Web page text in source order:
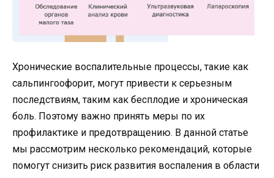
Хронические воспалительные процессы, такие как
сальпингоофорит, могут привести к серьезным
последствиям, таким как бесплодие и хроническая
боль. Поэтому важно принять меры по их
профилактике и предотвращению. В данной статье
мы рассмотрим несколько рекомендаций, которые
помогут снизить риск развития воспаления в области